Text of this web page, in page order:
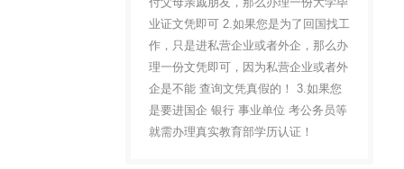
业证文凭即可 2.如果您是为了回国找工
作，只是进私营企业或者外企，那么办
理一份文凭即可，因为私营企业或者外
企是不能 查询文凭真假的！ 3.如果您
是要进国企 银行 事业单位 考公务员等
就需办理真实教育部学历认证！